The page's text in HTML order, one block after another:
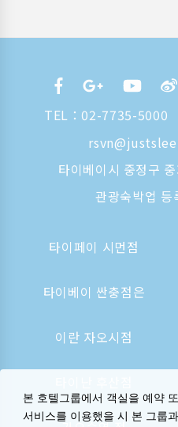
TEL： 02-7735-5000
타이베이시 중정구
관광숙박업
타이페이 시먼점
타이베이 싼충점은
이란 자오시점
본 호텔그룹에서 객실을 예약
서비스를 이용했을 시 본 그룹